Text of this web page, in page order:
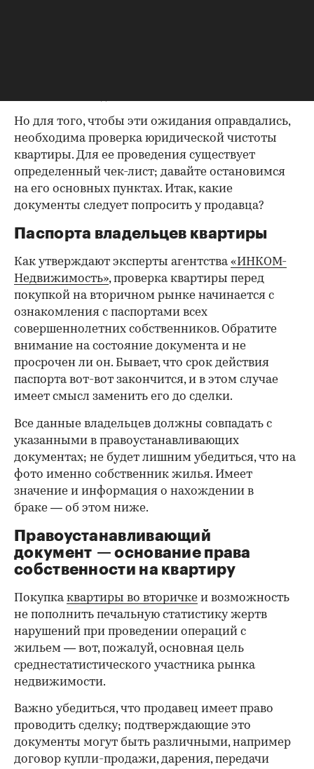
Но для того, чтобы эти ожидания оправдались,
необходима проверка юридической чистоты
квартиры. Для ее проведения существует
определенный чек-лист; давайте остановимся
на его основных пунктах. Итак, какие
документы следует попросить у продавца?
Паспорта владельцев квартиры
Как утверждают эксперты агентства«ИНКОМ-
Недвижимость», проверка квартиры перед
покупкой на вторичном рынке начинается с
ознакомления с паспортами всех
совершеннолетних собственников. Обратите
внимание на состояние документа и не
просрочен ли он. Бывает, что срок действия
паспорта вот-вот закончится, и в этом случае
имеет смысл заменить его до сделки.
00:00 / 00:00
Все данные владельцев должны совпадать с
указанными в правоустанавливающих
документах; не будет лишним убедиться, что на
фото именно собственник жилья. Имеет
значение и информация о нахождении в
браке — об этом ниже.
Правоустанавливающий
документ — основание права
собственности на квартиру
Покупкаквартиры во вторичке и возможность
не пополнить печальную статистику жертв
нарушений при проведении операций с
жильем — вот, пожалуй, основная цель
среднестатистического участника рынка
недвижимости.
Важно убедиться, что продавец имеет право
проводить сделку; подтверждающие это
документы могут быть различными, например
договор купли-продажи, дарения, передачи